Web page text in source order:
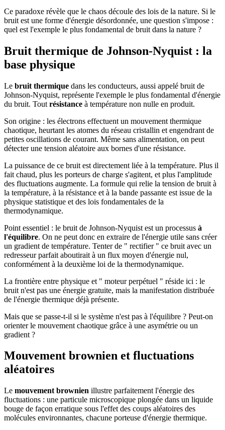
Ce paradoxe révèle que le chaos découle des lois de la nature. Si le
bruit est une forme d'énergie désordonnée, une question s'impose :
quel est l'exemple le plus fondamental de bruit dans la nature ?
Bruit thermique de Johnson-Nyquist : la
base physique
Le bruit thermique dans les conducteurs, aussi appelé bruit de
Johnson-Nyquist, représente l'exemple le plus fondamental d'énergie
du bruit. Tout résistance à température non nulle en produit.
Son origine : les électrons effectuent un mouvement thermique
chaotique, heurtant les atomes du réseau cristallin et engendrant de
petites oscillations de courant. Même sans alimentation, on peut
détecter une tension aléatoire aux bornes d'une résistance.
La puissance de ce bruit est directement liée à la température. Plus il
fait chaud, plus les porteurs de charge s'agitent, et plus l'amplitude
des fluctuations augmente. La formule qui relie la tension de bruit à
la température, à la résistance et à la bande passante est issue de la
physique statistique et des lois fondamentales de la
thermodynamique.
Point essentiel : le bruit de Johnson-Nyquist est un processus à
l'équilibre. On ne peut donc en extraire de l'énergie utile sans créer
un gradient de température. Tenter de " rectifier " ce bruit avec un
redresseur parfait aboutirait à un flux moyen d'énergie nul,
conformément à la deuxième loi de la thermodynamique.
La frontière entre physique et " moteur perpétuel " réside ici : le
bruit n'est pas une énergie gratuite, mais la manifestation distribuée
de l'énergie thermique déjà présente.
Mais que se passe-t-il si le système n'est pas à l'équilibre ? Peut-on
orienter le mouvement chaotique grâce à une asymétrie ou un
gradient ?
Mouvement brownien et fluctuations
aléatoires
Le mouvement brownien illustre parfaitement l'énergie des
fluctuations : une particule microscopique plongée dans un liquide
bouge de façon erratique sous l'effet des coups aléatoires des
molécules environnantes, chacune porteuse d'énergie thermique.